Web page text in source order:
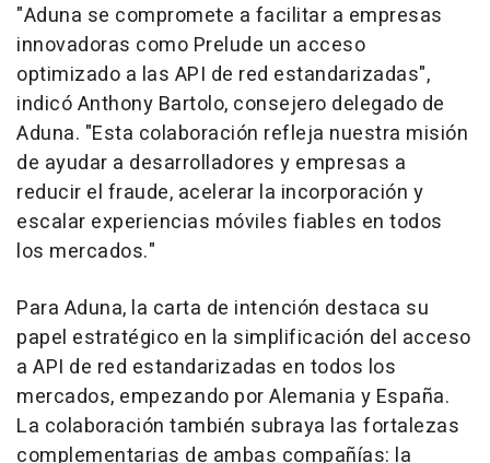
"Aduna se compromete a facilitar a empresas
innovadoras como Prelude un acceso
optimizado a las API de red estandarizadas",
indicóAnthony Bartolo, consejero delegado de
Aduna. "Esta colaboración refleja nuestra misión
de ayudar a desarrolladores y empresas a
reducir el fraude, acelerar la incorporación y
escalar experiencias móviles fiables en todos
los mercados."
Para Aduna, la carta de intención destaca su
papel estratégico en la simplificación del acceso
a API de red estandarizadas en todos los
mercados, empezando por Alemania y España.
La colaboración también subraya las fortalezas
complementarias de ambas compañías: la